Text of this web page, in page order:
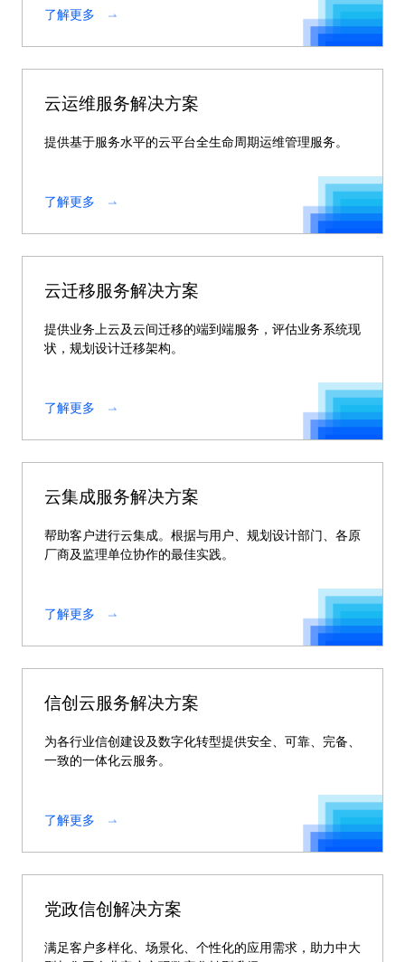
了解更多
云运维服务解决方案
提供基于服务水平的云平台全生命周期运维管理服务。
了解更多
云迁移服务解决方案
提供业务上云及云间迁移的端到端服务，评估业务系统现
状，规划设计迁移架构。
了解更多
云集成服务解决方案
帮助客户进行云集成。根据与用户、规划设计部门、各原
厂商及监理单位协作的最佳实践。
了解更多
信创云服务解决方案
为各行业信创建设及数字化转型提供安全、可靠、完备、
一致的一体化云服务。
了解更多
党政信创解决方案
满足客户多样化、场景化、个性化的应用需求，助力中大